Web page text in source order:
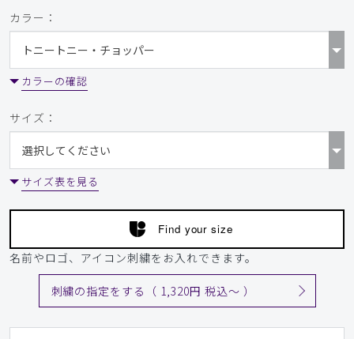
カラー：
カラーの確認
サイズ：
サイズ表を見る
Find your size
名前やロゴ、アイコン刺繍をお入れできます。
刺繍の指定をする（ 1,320円 税込〜 ）